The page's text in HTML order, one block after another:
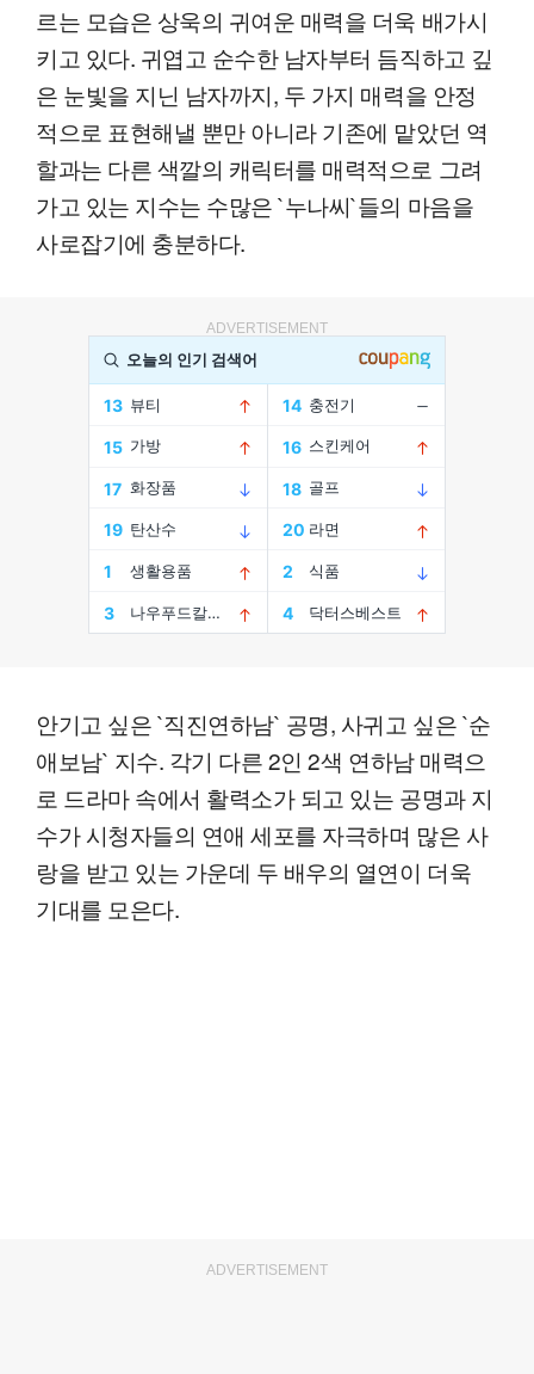
르는 모습은 상욱의 귀여운 매력을 더욱 배가시
키고 있다. 귀엽고 순수한 남자부터 듬직하고 깊
은 눈빛을 지닌 남자까지, 두 가지 매력을 안정
적으로 표현해낼 뿐만 아니라 기존에 맡았던 역
할과는 다른 색깔의 캐릭터를 매력적으로 그려
가고 있는 지수는 수많은 `누나씨`들의 마음을
사로잡기에 충분하다.
ADVERTISEMENT
안기고 싶은 `직진연하남` 공명, 사귀고 싶은 `순
애보남` 지수. 각기 다른 2인 2색 연하남 매력으
로 드라마 속에서 활력소가 되고 있는 공명과 지
수가 시청자들의 연애 세포를 자극하며 많은 사
랑을 받고 있는 가운데 두 배우의 열연이 더욱
기대를 모은다.
ADVERTISEMENT